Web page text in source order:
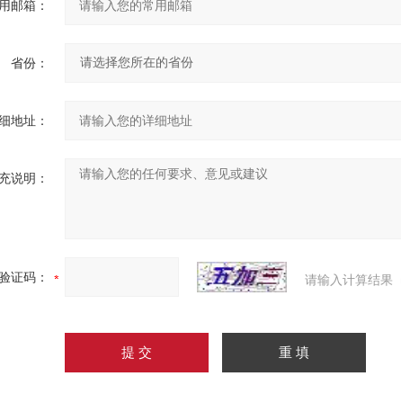
邮箱：
省份：
地址：
说明：
证码： 请输入计算结果